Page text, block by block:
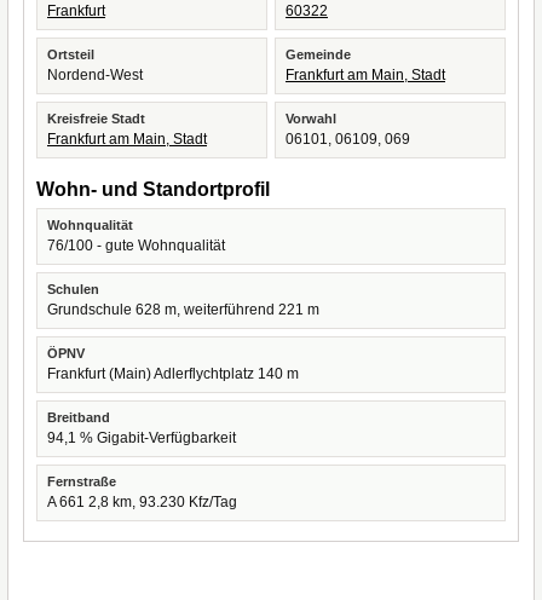
Frankfurt 60322
Ortsteil
Nordend-West
Gemeinde
Frankfurt am Main, Stadt
Kreisfreie Stadt
Frankfurt am Main, Stadt
Vorwahl
06101, 06109, 069
Wohn- und Standortprofil
Wohnqualität
76/100 - gute Wohnqualität
Schulen
Grundschule 628 m, weiterführend 221 m
ÖPNV
Frankfurt (Main) Adlerflychtplatz 140 m
Breitband
94,1 % Gigabit-Verfügbarkeit
Fernstraße
A 661 2,8 km, 93.230 Kfz/Tag